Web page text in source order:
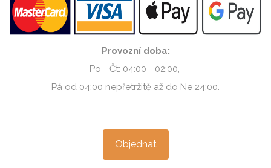
či končila v Hranicích.
Provozní doba:
Pá od 04:00 nepřetržitě až do Ne 24:00.